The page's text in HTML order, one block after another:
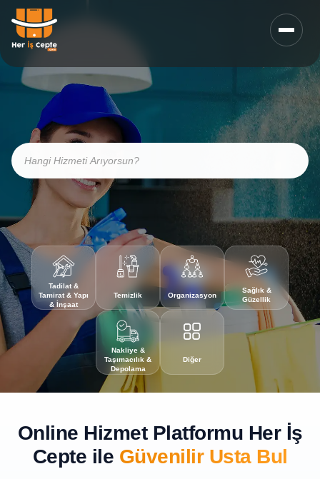
Tadilat &
Tamirat & Yapı
& İnşaat
Temizlik Organizasyon
Sağlık &
Güzellik
Nakliye &
Taşımacılık &
Depolama
Diğer
Online Hizmet Platformu Her İş
Cepte ile Güvenilir Usta Bul